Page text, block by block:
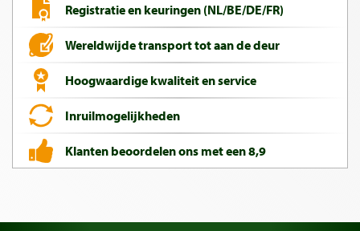
Registratie en keuringen (NL/BE/DE/FR)
Wereldwijde transport tot aan de deur
Hoogwaardige kwaliteit en service
Inruilmogelijkheden
Klanten beoordelen ons met een 8,9